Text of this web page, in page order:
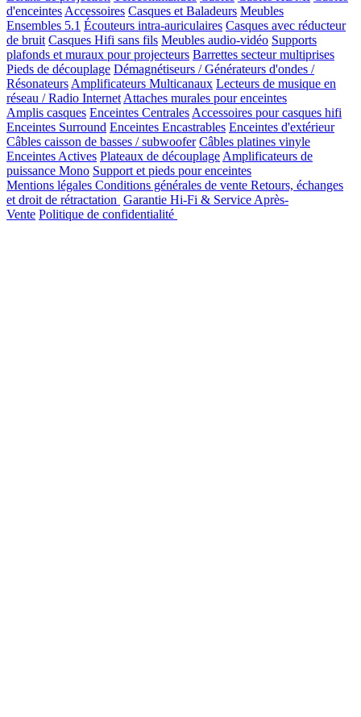
d'enceintes Accessoires Casques et Baladeurs Meubles
Ensembles 5.1 Écouteurs intra-auriculaires Casques avec réducteur
de bruit Casques Hifi sans fils Meubles audio-vidéo Supports
plafonds et muraux pour projecteurs Barrettes secteur multiprises
Pieds de découplage Démagnétiseurs / Générateurs d'ondes /
Résonateurs Amplificateurs Multicanaux Lecteurs de musique en
réseau / Radio Internet Attaches murales pour enceintes
Amplis casques Enceintes Centrales Accessoires pour casques hifi
Enceintes Surround Enceintes Encastrables Enceintes d'extérieur
Câbles caisson de basses / subwoofer Câbles platines vinyle
Enceintes Actives Plateaux de découplage Amplificateurs de
puissance Mono Support et pieds pour enceintes
Mentions légales Conditions générales de vente Retours, échanges
et droit de rétractation Garantie Hi-Fi & Service Après-
Vente Politique de confidentialité